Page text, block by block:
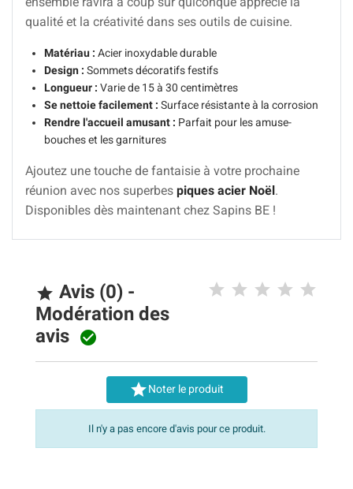
qualité et la créativité dans ses outils de cuisine.
Matériau : Acier inoxydable durable
Design : Sommets décoratifs festifs
Longueur : Varie de 15 à 30 centimètres
Se nettoie facilement : Surface résistante à la corrosion
Rendre l'accueil amusant : Parfait pour les amuse-
bouches et les garnitures
Ajoutez une touche de fantaisie à votre prochaine
réunion avec nos superbes piques acier Noël .
Disponibles dès maintenant chez Sapins BE !
 Avis (0) -
Modération des
avis 
Noter le produit
Il n'y a pas encore d'avis pour ce produit.